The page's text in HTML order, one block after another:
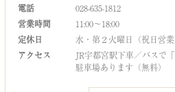
電話
028-635-1812
営業時間
11:00～18:00
定休日
水・第２火曜日（祝日営業
アクセス
JR宇都宮駅下車／バスで
駐車場あります（無料）